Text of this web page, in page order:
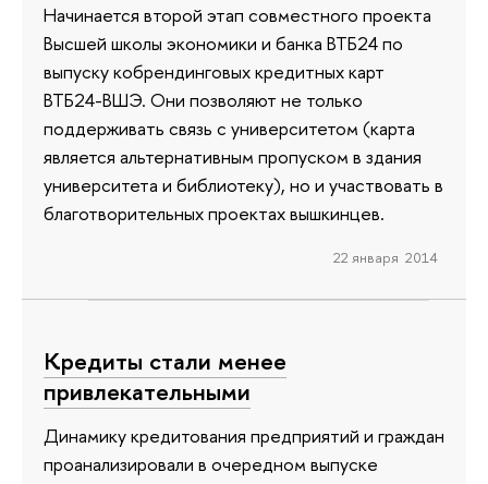
Начинается второй этап совместного проекта
Высшей школы экономики и банка ВТБ24 по
выпуску кобрендинговых кредитных карт
ВТБ24-ВШЭ. Они позволяют не только
поддерживать связь с университетом (карта
является альтернативным пропуском в здания
университета и библиотеку), но и участвовать в
благотворительных проектах вышкинцев.
22 января 2014
Кредиты стали менее
привлекательными
Динамику кредитования предприятий и граждан
проанализировали в очередном выпуске